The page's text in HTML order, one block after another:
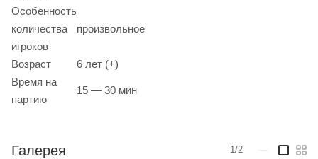
Особенность
количества
игроков
произвольное
Возраст
6 лет (+)
Время на
партию
15 — 30 мин
Галерея 1/2